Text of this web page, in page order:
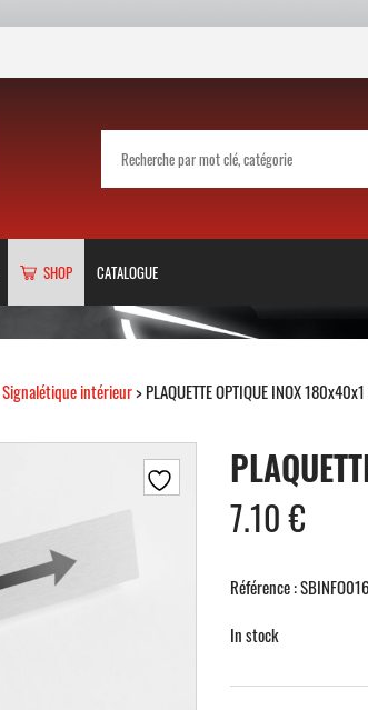
SHOP CATALOGUE
Signalétique intérieur> PLAQUETTE OPTIQUE INOX
7.10€
Référence : SBINFO016
In stock